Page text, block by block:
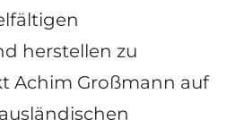
herstellen zu
Achim Großmann auf